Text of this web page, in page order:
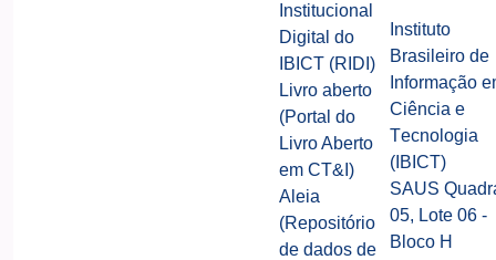
Institucional
Digital do
IBICT (RIDI)
Livro aberto
(Portal do
Livro Aberto
em CT&I)
Aleia
(Repositório
de dados de
Instituto
Brasileiro de
Informação
Ciência e
Tecnologia
(IBICT)
SAUS
05, Lote 06 -
Bloco H